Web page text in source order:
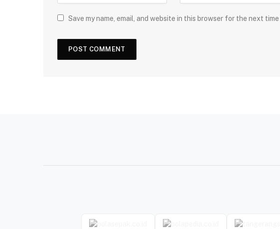
Save my name, email, and website in this browser for the next time